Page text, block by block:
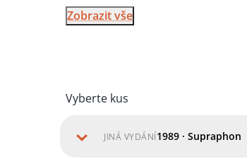
Zobrazit vše
Vyberte kus
JINÁ VYDÁNÍ1989 · Supraphon